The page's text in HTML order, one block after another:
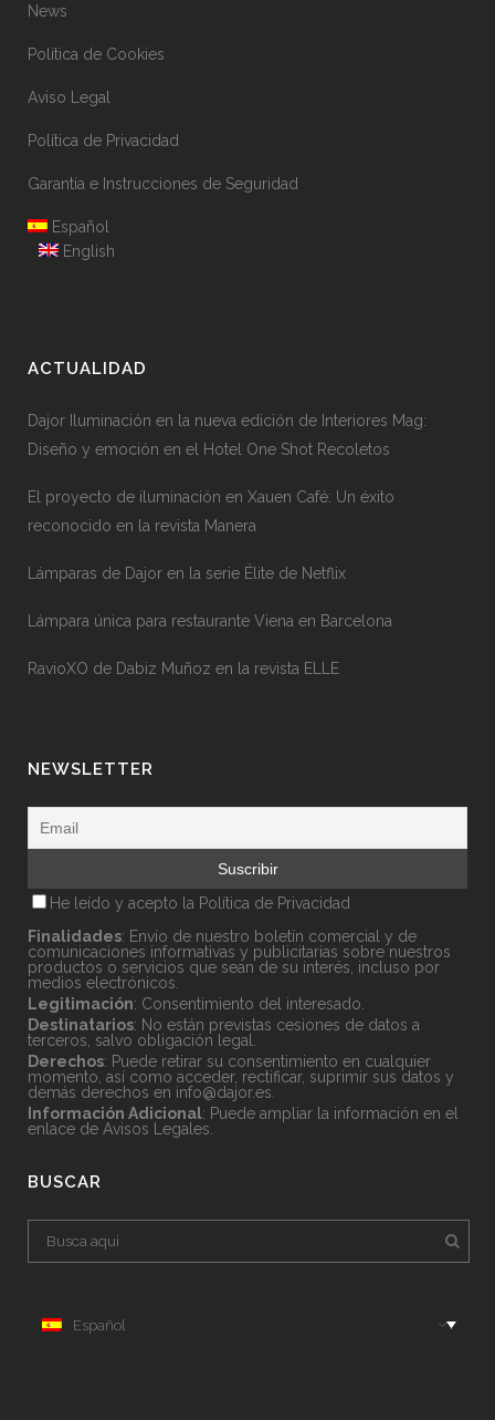
News
Política de Cookies
Aviso Legal
Política de Privacidad
Garantía e Instrucciones de Seguridad
Español
English
ACTUALIDAD
Dajor Iluminación en la nueva edición de Interiores Mag:
Diseño y emoción en el Hotel One Shot Recoletos
El proyecto de iluminación en Xauen Café: Un éxito
reconocido en la revista Manera
Lámparas de Dajor en la serie Élite de Netflix
Lámpara única para restaurante Viena en Barcelona
RavioXO de Dabiz Muñoz en la revista ELLE
NEWSLETTER
He leído y acepto la Política de Privacidad
Finalidades: Envío de nuestro boletín comercial y de
comunicaciones informativas y publicitarias sobre nuestros
productos o servicios que sean de su interés, incluso por
medios electrónicos.
Legitimación: Consentimiento del interesado.
Destinatarios: No están previstas cesiones de datos a
terceros, salvo obligación legal.
Derechos: Puede retirar su consentimiento en cualquier
momento, así como acceder, rectificar, suprimir sus datos y
demás derechos en info@dajor.es
Información Adicional: Puede ampliar la información en el
enlace de Avisos Legales
BUSCAR
Español